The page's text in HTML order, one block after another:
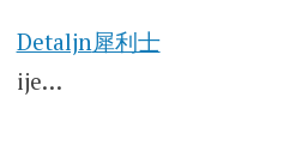
Detaljn犀利士
ije…